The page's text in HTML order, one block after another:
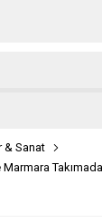
& Sanat
Marmara